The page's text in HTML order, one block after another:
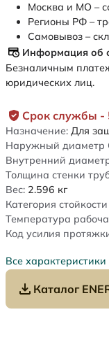
Срок службы -
Назначение: Для
Наружный диаметр
Внутренний
Толщина стенки
Вес: 2.596 кг
Категория
Температура
Код усилия
Все характеристики
Каталог
Москва и МО –
Регионы РФ –
Самовывоз –
Информация об
Безналичным
юридических лиц.